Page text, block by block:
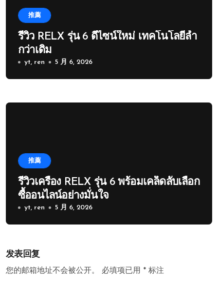
推薦
รีวิว RELX รุ่น 6 ดีไซน์ใหม่ เทคโนโลยีล้ำ
กว่าเดิม
yt, ren 5 月 6, 2026
推薦
รีวิวเครื่อง RELX รุ่น 6 พร้อมเคล็ดลับเลือก
ซื้ออนไลน์อย่างมั่นใจ
yt, ren 5 月 6, 2026
发表回复
您的邮箱地址不会被公开。 必填项已用 * 标注